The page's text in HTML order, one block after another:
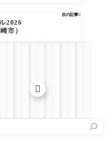
次の記事
2026
市）
